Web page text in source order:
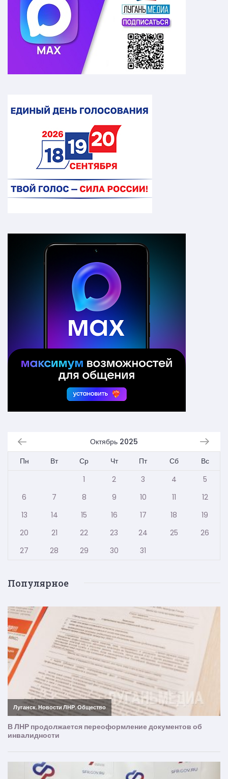
Октябрь 2025
Пн
Вт Ср Чт Пт Сб
Вс
1
2 3 4
5
6
7 8 9 10 11
12
13
14 15 16 17 18
19
20
21 22 23 24 25
26
27
28 29 30 31
Популярное